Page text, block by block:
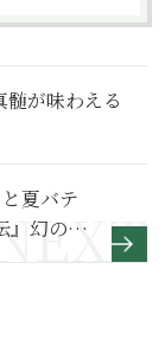
が味わえる
夏バテ
』幻の名